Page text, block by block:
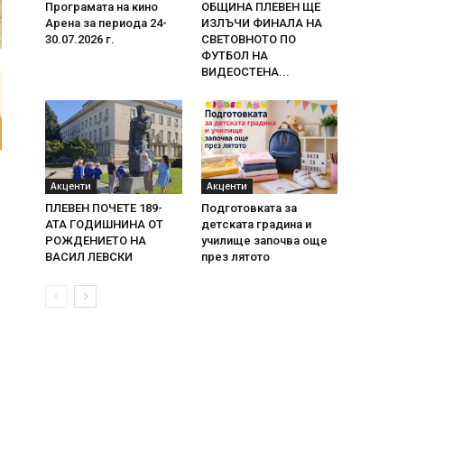
Програмата на кино
Арена за периода 24-
30.07.2026 г.
ОБЩИНА ПЛЕВЕН ЩЕ
ИЗЛЪЧИ ФИНАЛА НА
СВЕТОВНОТО ПО
ФУТБОЛ НА
ВИДЕОСТЕНА...
Акценти
ПЛЕВЕН ПОЧЕТЕ 189-
АТА ГОДИШНИНА ОТ
РОЖДЕНИЕТО НА
ВАСИЛ ЛЕВСКИ
Акценти
Подготовката за
детската градина и
училище започва още
през лятото